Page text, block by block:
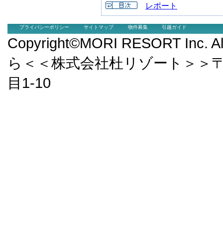
レポート
プライバシーポリシー サイトマップ 物件募集 引越ガイド
Copyright©MORI RESORT Inc.
ら＜＜株式会社杜リゾート＞＞
目1-10